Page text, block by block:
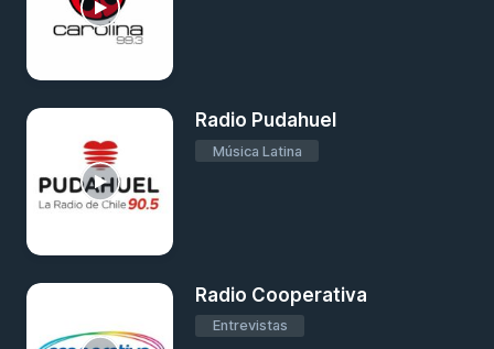
Radio Pudahuel
Música Latina
Radio Cooperativa
Entrevistas